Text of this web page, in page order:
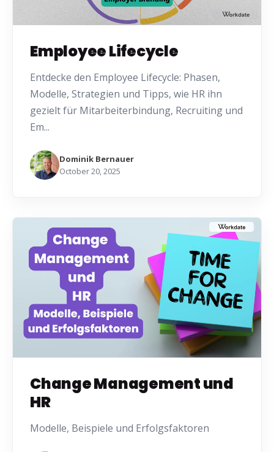
Employee Lifecycle
Entdecke den Employee Lifecycle: Phasen,
Modelle, Strategien und Tipps, wie HR ihn
gezielt für Mitarbeiterbindung, Recruiting und
Em...
Dominik Bernauer
October 20, 2025
Change Management und
HR
Modelle, Beispiele und Erfolgsfaktoren